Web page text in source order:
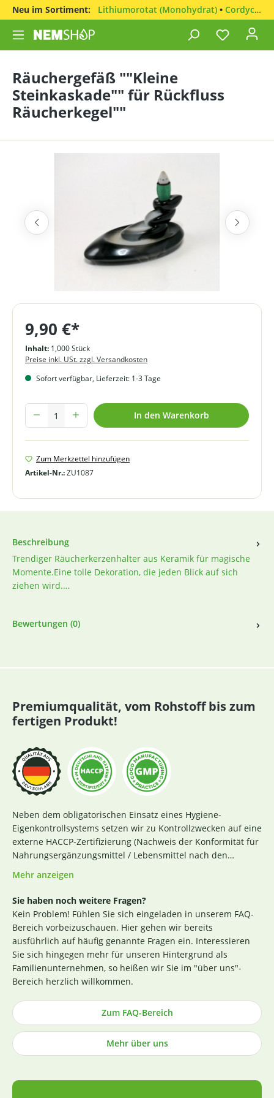
Neu im Sortiment: Lithiumorotat (Monohydrat) • Cordyceps sinensis
Räuchergefäß ""Kleine
Steinkaskade"" für Rückfluss
Räucherkegel""
9,90 €*
Inhalt: 1,000 Stück
Preise inkl. USt. zzgl. Versandkosten
Sofort verfügbar, Lieferzeit: 1-3 Tage
Produkt Anzahl: Gib den gewünschten Wert ein oder benutze die
In den Warenkorb
Zum Merkzettel hinzufügen
Artikel-Nr.:ZU1087
Beschreibung
Trendiger Räucherkerzenhalter aus Keramik für magische
Momente.Eine tolle Dekoration, die jeden Blick auf sich
ziehen wird.…
Bewertungen (0)
Premiumqualität, vom Rohstoff bis zum
fertigen Produkt!
Neben dem obligatorischen Einsatz eines Hygiene-
Eigenkontrollsystems setzen wir zu Kontrollzwecken auf eine
externe HACCP-Zertifizierung (Nachweis der Konformität für
Nahrungsergänzungsmittel / Lebensmittel nach den
Richtlinien des Codex Alimentarius und der Verordnung EG
Nr. 852 / 2004 des Europäischen Parlaments). Das aktuelle
Zertifikat finden Siehier
. Darüber hinaus beginnt für uns
die Sicherstellung einer erstklassigen Produktqualität
bereits bei der strengen Durchleuchtung und Auswahl
unserer (Rohstoff-)Lieferanten. Die Produktion nach GMP-
Richtlinie ist hierbei ein wichtiges Kriterium. Losgelöst von
den Tests der Hersteller untersuchen wir zusätzlich, ohne
rechtlich dazu verpflichtet zu sein, einen Großteil der
weisen dies durch die Veröffentlichung entsprechender
Zertifikate nach (im Regelfall direkt an der
Produktbeschreibung). Die Herstellung von Kapseln und
Tabletten sowie die Abfüllung praktisch aller Produkte
erfolgt in Deutschland (die wenigen Ausnahmen sind
Mehr anzeigen
Sie haben noch weitere Fragen?
Kein Problem! Fühlen Sie sich eingeladen in unserem FAQ-
Bereich vorbeizuschauen. Hier gehen wir bereits
ausführlich auf häufig genannte Fragen ein. Interessieren
Sie sich hingegen mehr für unseren Hintergrund als
Familienunternehmen, so heißen wir Sie im "über uns"-
Bereich herzlich willkommen.
Zum FAQ-Bereich
Mehr über uns